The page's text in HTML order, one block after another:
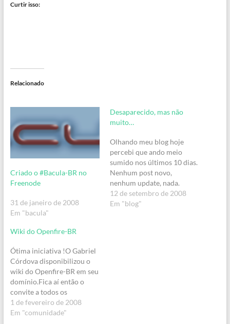
Curtir isso:
Relacionado
Criado o #Bacula-BR no
Freenode
31 de janeiro de 2008
Em "bacula"
Desaparecido, mas não
muito…
Olhando meu blog hoje
percebi que ando meio
sumido nos últimos 10 dias.
Nenhum post novo,
nenhum update, nada.
Quem acompanha meu blog
deve estar achando
12 de setembro de 2008
Em "blog"
Wiki do Openfire-BR
Ótima iniciativa !O Gabriel
Córdova disponibilizou o
wiki do Openfire-BR em seu
domínio.Fica aí então o
convite a todos os
interessados para que
visitem e participem,
1 de fevereiro de 2008
Em "comunidade"